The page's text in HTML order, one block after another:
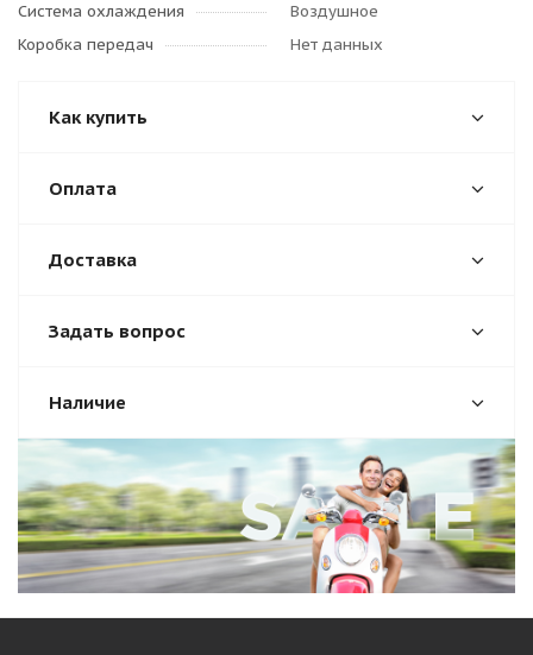
Система охлаждения
Воздушное
Коробка передач
Нет данных
Как купить
Оплата
Доставка
Задать вопрос
Наличие